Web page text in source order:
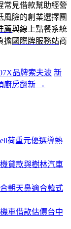
常見借款幫助經營
風險的創業選擇團
薦與線上點餐系統
擔國際牌服務站商
品牌索夫波 新
廚房翻新 →
荷重元優選導熱
貸款與樹林汽車
朝天鼻適合韓式
車借款估價台中